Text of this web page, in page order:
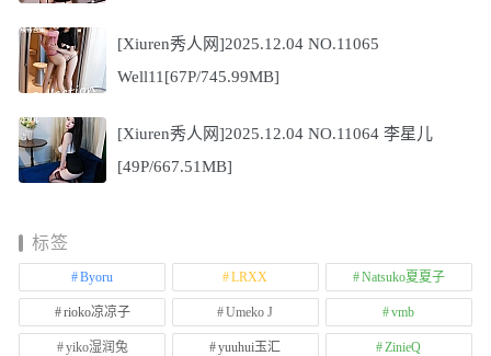
[Xiuren秀人网]2025.12.04 NO.11065
Well11[67P/745.99MB]
[Xiuren秀人网]2025.12.04 NO.11064 李星儿
[49P/667.51MB]
标签
Byoru LRXX Natsuko夏夏子
rioko凉凉子 Umeko J vmb
yiko湿润兔 yuuhui玉汇 ZinieQ